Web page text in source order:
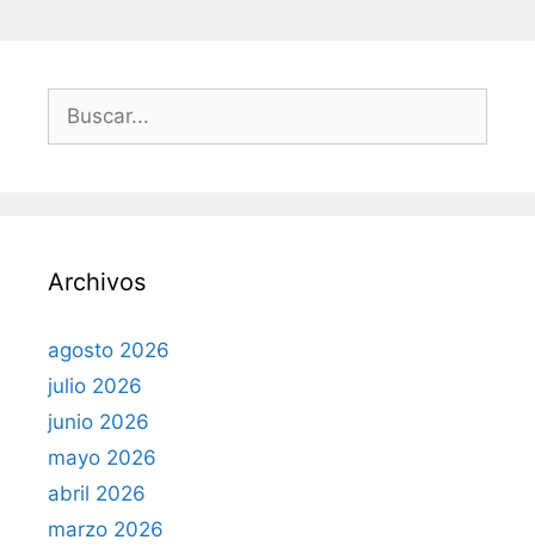
s
:
Archivos
agosto 2026
julio 2026
junio 2026
mayo 2026
abril 2026
marzo 2026